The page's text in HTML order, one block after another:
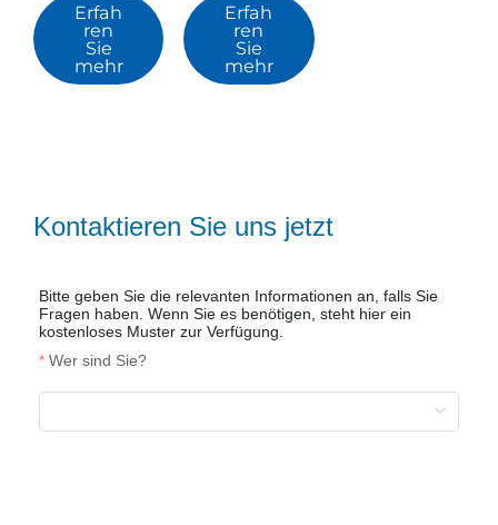
Erfah
ren
Sie
mehr
Erfah
ren
Sie
mehr